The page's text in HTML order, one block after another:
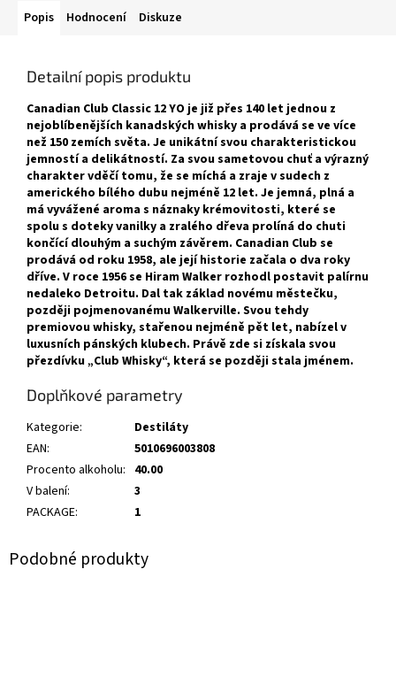
Popis Hodnocení Diskuze
Detailní popis produktu
Canadian Club Classic 12 YO je již přes 140 let jednou z
nejoblíbenějších kanadských whisky a prodává se ve více
než 150 zemích světa. Je unikátní svou charakteristickou
jemností a delikátností. Za svou sametovou chuť a výrazný
charakter vděčí tomu, že se míchá a zraje v sudech z
amerického bílého dubu nejméně 12 let. Je jemná, plná a
má vyvážené aroma s náznaky krémovitosti, které se
spolu s doteky vanilky a zralého dřeva prolíná do chuti
končící dlouhým a suchým závěrem. Canadian Club se
prodává od roku 1958, ale její historie začala o dva roky
dříve. V roce 1956 se Hiram Walker rozhodl postavit palírnu
nedaleko Detroitu. Dal tak základ novému městečku,
později pojmenovanému Walkerville. Svou tehdy
premiovou whisky, stařenou nejméně pět let, nabízel v
luxusních pánských klubech. Právě zde si získala svou
přezdívku „Club Whisky“, která se později stala jménem.
Doplňkové parametry
Kategorie:
Destiláty
EAN:
5010696003808
Procento alkoholu: 40.00
V balení:
3
PACKAGE: 1